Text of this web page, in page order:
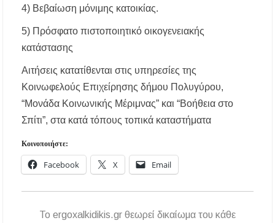
4) Βεβαίωση μόνιμης κατοικίας.
5) Πρόσφατο πιστοποιητικό οικογενειακής
κατάστασης
Αιτήσεις κατατίθενται στις υπηρεσίες της
Κοινωφελούς Επιχείρησης δήμου Πολυγύρου,
“Μονάδα Κοινωνικής Μέριμνας” και “Βοήθεια στο
Σπίτι”, στα κατά τόπους τοπικά καταστήματα
Κοινοποιήστε:
Facebook X Email
To ergoxalkidikis.gr θεωρεί δικαίωμα του κάθε